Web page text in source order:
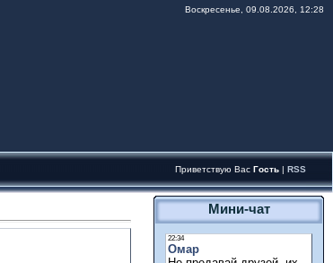
Воскресенье, 09.08.2026, 12:28
Приветствую Вас Гость | RSS
Мини-чат